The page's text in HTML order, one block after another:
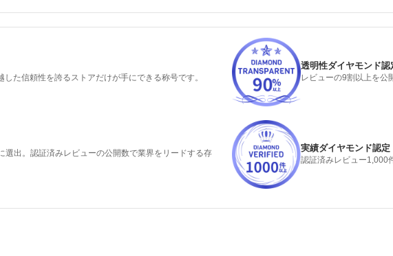
た信頼性を誇るストアだけが手にできる称号です。
透明性ダイヤモンド認
レビューの9割以上を公
選出。認証済みレビューの公開数で業界をリードする存
実績ダイヤモンド認定
認証済みレビュー1,000